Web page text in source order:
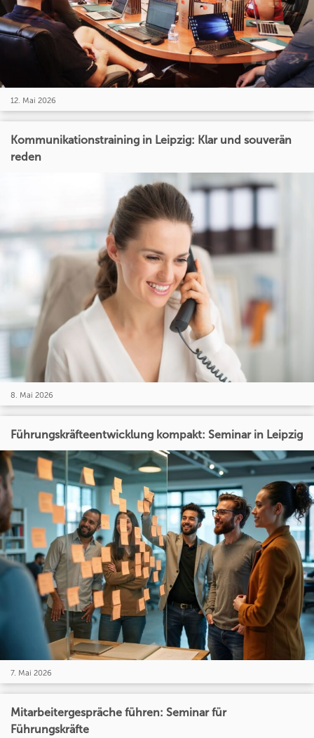
12. Mai 2026
Kommunikationstraining in Leipzig: Klar und souverän
reden
8. Mai 2026
Führungskräfteentwicklung kompakt: Seminar in Leipzig
7. Mai 2026
Mitarbeitergespräche führen: Seminar für
Führungskräfte